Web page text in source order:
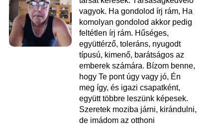
vagyok. Ha gondolod írj rám, Ha
komolyan gondolod akkor pedig
feltétlen írj rám. Hűséges,
együttérző, toleráns, nyugodt
típusú, kimenő, barátságos az
emberek számára. Bízom benne,
hogy Te pont úgy vagy jó, Én
meg így, és igazi csapatként,
együtt többre leszünk képesek.
Szeretek moziba járni, kirándulni,
de imádom az otthoni